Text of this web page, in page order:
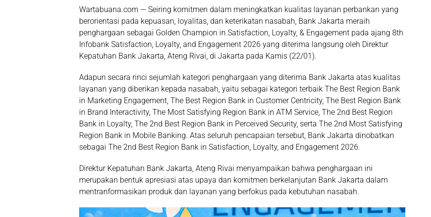
Wartabuana.com — Seiring komitmen dalam meningkatkan kualitas layanan perbankan yang
berorientasi pada kepuasan, loyalitas, dan keterikatan nasabah, Bank Jakarta meraih
penghargaan sebagai Golden Champion in Satisfaction, Loyalty, & Engagement pada ajang 8th
Infobank Satisfaction, Loyalty, and Engagement 2026 yang diterima langsung oleh Direktur
Kepatuhan Bank Jakarta, Ateng Rivai, di Jakarta pada Kamis (22/01).
Adapun secara rinci sejumlah kategori penghargaan yang diterima Bank Jakarta atas kualitas
layanan yang diberikan kepada nasabah, yaitu sebagai kategori terbaik The Best Region Bank
in Marketing Engagement, The Best Region Bank in Customer Centricity, The Best Region Bank
in Brand Interactivity, The Most Satisfying Region Bank in ATM Service, The 2nd Best Region
Bank in Loyalty, The 2nd Best Region Bank in Perceived Security, serta The 2nd Most Satisfying
Region Bank in Mobile Banking. Atas seluruh pencapaian tersebut, Bank Jakarta dinobatkan
sebagai The 2nd Best Region Bank in Satisfaction, Loyalty, and Engagement 2026.
Direktur Kepatuhan Bank Jakarta, Ateng Rivai menyampaikan bahwa penghargaan ini
merupakan bentuk apresiasi atas upaya dan komitmen berkelanjutan Bank Jakarta dalam
mentranformasikan produk dan layanan yang berfokus pada kebutuhan nasabah.